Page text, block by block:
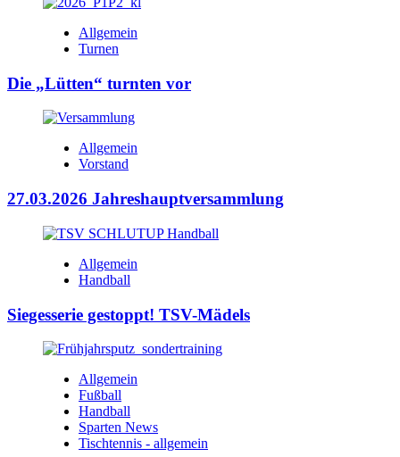
Allgemein
Turnen
Die „Lütten“ turnten vor
Allgemein
Vorstand
27.03.2026 Jahreshauptversammlung
Allgemein
Handball
Siegesserie gestoppt! TSV-Mädels
Allgemein
Fußball
Handball
Sparten News
Tischtennis - allgemein